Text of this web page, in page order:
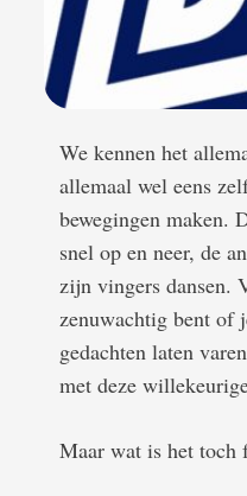
We kennen het
allemaal wel eens
bewegingen maken.
snel op en neer, de
zijn vingers dansen.
zenuwachtig bent of
gedachten laten
met deze
Maar wat is het toch